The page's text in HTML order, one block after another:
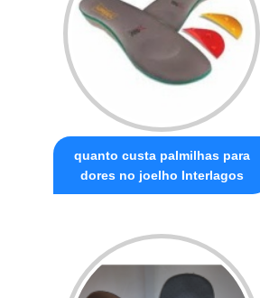
quanto custa palmilhas para
dores no joelho Interlagos